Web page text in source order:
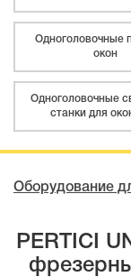
Одноголовочные
окон
Одноголовочные
станки для
Оборудование
PERTICI